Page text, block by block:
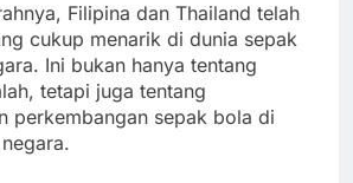
Filipina dan Thailand telah
cukup menarik di dunia sepak
Ini bukan hanya tentang
tetapi juga tentang
perkembangan sepak bola di